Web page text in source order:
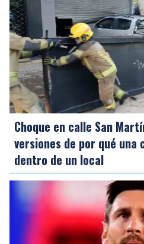
Choque en calle San
versiones de por qué
dentro de un local